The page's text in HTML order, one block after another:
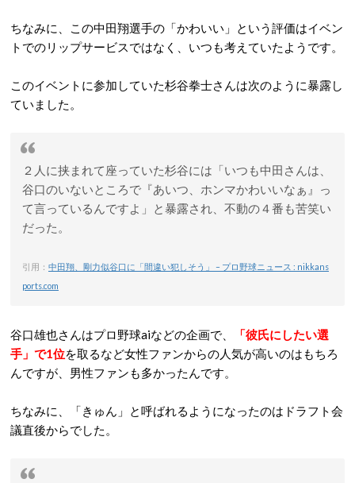
ちなみに、この中田翔選手の「かわいい」という評価はイベン
トでのリップサービスではなく、いつも考えていたようです。
このイベントに参加していた杉谷拳士さんは次のように暴露し
ていました。
２人に挟まれて座っていた杉谷には「いつも中田さんは、
谷口のいないところで『あいつ、ホンマかわいいなぁ』っ
て言っているんですよ」と暴露され、不動の４番も苦笑い
だった。
引用： 中田翔、剛力似谷口に「間違い犯しそう」 – プロ野球ニュース : nikkans
ports.com
谷口雄也さんはプロ野球aiなどの企画で、
「彼氏にしたい選
手」で1位を取るなど女性ファンからの人気が高いのはもちろ
んですが、男性ファンも多かったんです。
ちなみに、「きゅん」と呼ばれるようになったのはドラフト会
議直後からでした。